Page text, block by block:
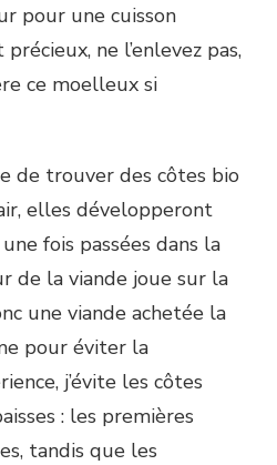
pour une cuisson
ne l’enlevez pas,
ce moelleux si
de trouver des côtes bio
elles développeront
fois passées dans la
de la viande joue sur la
une viande achetée la
pour éviter la
j’évite les côtes
: les premières
tandis que les